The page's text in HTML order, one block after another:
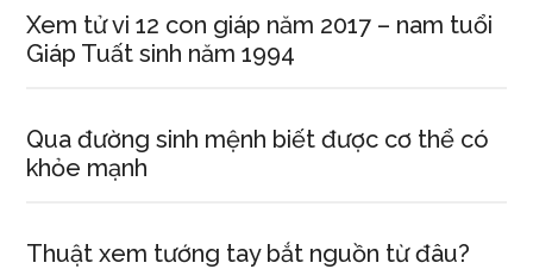
Xem tử vi 12 con giáp năm 2017 – nam tuổi
Giáp Tuất sinh năm 1994
Qua đường sinh mệnh biết được cơ thể có
khỏe mạnh
Thuật xem tướng tay bắt nguồn từ đâu?